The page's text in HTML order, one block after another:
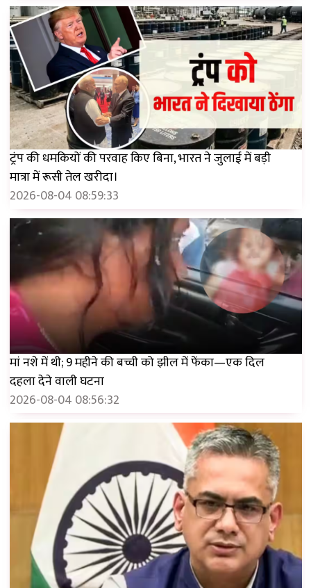
ट्रंप की धमकियों की परवाह किए बिना, भारत ने जुलाई में बड़ी
मात्रा में रूसी तेल खरीदा।
2026-08-04 08:59:33
मां नशे में थी; 9 महीने की बच्ची को झील में फेंका—एक दिल
दहला देने वाली घटना
2026-08-04 08:56:32